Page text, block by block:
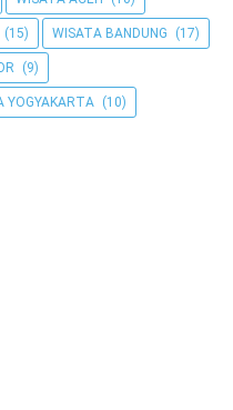
(15) WISATA BANDUNG (17)
(9)
YOGYAKARTA (10)